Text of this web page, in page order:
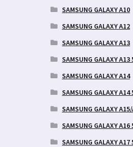
SAMSUNG GALAXY A10
SAMSUNG GALAXY A12
SAMSUNG GALAXY A13
SAMSUNG GALAXY A13
SAMSUNG GALAXY A14
SAMSUNG GALAXY A14
SAMSUNG GALAXY
SAMSUNG GALAXY A16
SAMSUNG GALAXY A17